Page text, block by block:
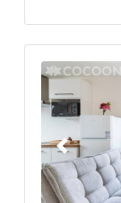
Précédent